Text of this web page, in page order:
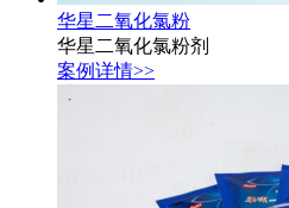
华星二氧化氯粉
华星二氧化氯粉剂
案例详情>>